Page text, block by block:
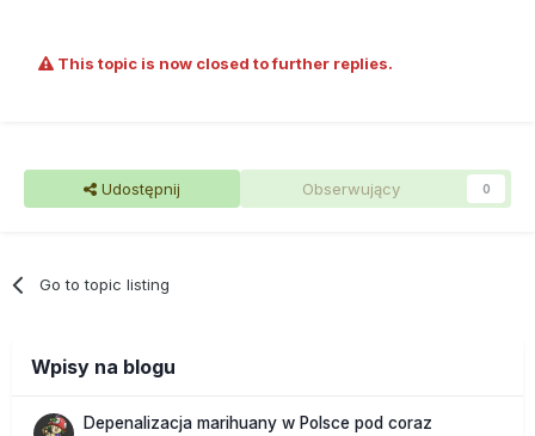
This topic is now closed to further replies.
Udostępnij Obserwujący 0
Go to topic listing
Wpisy na blogu
Depenalizacja marihuany w Polsce pod coraz